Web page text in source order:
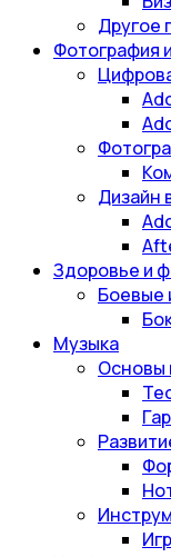
Другое
Фотография
Дизайн
Здоровье и
Боевые
Музыка
Основы